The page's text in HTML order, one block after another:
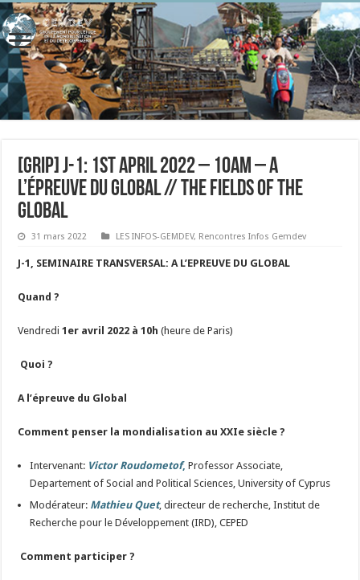
[GRIP] J-1: 1st April 2022 – 10AM – A
l’épreuve du global // The fields of the
Global
31 mars 2022 LES INFOS-GEMDEV, Rencontres Infos Gemdev
J-1, SEMINAIRE TRANSVERSAL: A L’EPREUVE DU GLOBAL
Quand ?
Vendredi1er avril 2022 à 10h (heure de Paris)
Quoi ?
A l’épreuve du Global
Comment penser la mondialisation au XXIe siècle ?
Intervenant: Victor Roudometof, Professor Associate,
Departement of Social and Political Sciences, University of Cyprus
Modérateur: Mathieu Quet, directeur de recherche, Institut de
Recherche pour le Développement (IRD), CEPED
Comment participer ?